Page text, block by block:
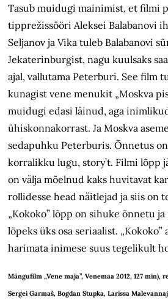
Tasub muidugi mainimist, et filmi
tipprežissööri Aleksei Balabanovi
Seljanov ja Vika tuleb Balabanovi
Jekaterinburgist, nagu kuulsaks
ajal, vallutama Peterburi. See film
kunagist vene menukit „Moskva
muidugi edasi läinud, aga
ühiskonnakorrast. Ja Moskva
sedapuhku Peterburis. Õnnetus
korralikku lugu, story’t. Filmi lõpp
on välja mõelnud kaks huvitavat
rollidesse head näitlejad ja siis on
„Kokoko” lõpp on sihuke õnnetu
lõpeks üks osa seriaalist. „Kokoko”
harimata inimese suus tegelikult
Mängufilm „Vene maja”, Venemaa 2012, 127 min),
Sergei Garmaš, Bogdan Stupka, Larissa